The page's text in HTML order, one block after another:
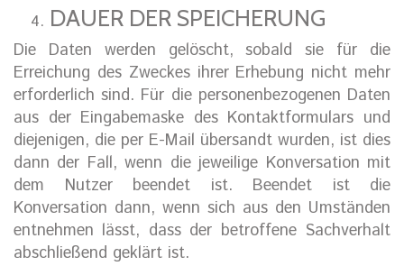
DAUER DER SPEICHERUNG
Die Daten werden gelöscht, sobald sie für die
Erreichung des Zweckes ihrer Erhebung nicht mehr
erforderlich sind. Für die personenbezogenen Daten
aus der Eingabemaske des Kontaktformulars und
diejenigen, die per E-Mail übersandt wurden, ist dies
dann der Fall, wenn die jeweilige Konversation mit
dem Nutzer beendet ist. Beendet ist die
Konversation dann, wenn sich aus den Umständen
entnehmen lässt, dass der betroffene Sachverhalt
abschließend geklärt ist.